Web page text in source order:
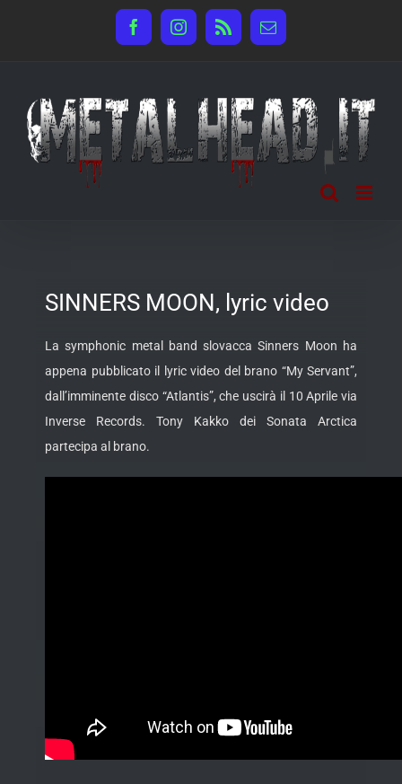
FacebookInstagram
Rss Email
SINNERS MOON, lyric video
La symphonic metal band slovacca Sinners Moon ha
appena pubblicato il lyric video del brano “My Servant”,
dall’imminente disco “Atlantis”, che uscirà il 10 Aprile via
Inverse Records. Tony Kakko dei Sonata Arctica
partecipa al brano.